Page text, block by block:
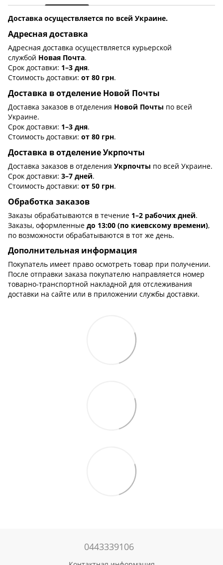
Доставка осуществляется по всей Украине.
Адресная доставка
Адресная доставка осуществляется курьерской
службой Новая Почта.
Срок доставки: 1–3 дня.
Стоимость доставки: от 80 грн.
Доставка в отделение Новой Почты
Доставка заказов в отделения Новой Почты по всей
Украине.
Срок доставки: 1–3 дня.
Стоимость доставки: от 80 грн.
Доставка в отделение Укрпочты
Доставка заказов в отделения Укрпочты по всей Украине.
Срок доставки: 3–7 дней.
Стоимость доставки: от 50 грн.
Обработка заказов
Заказы обрабатываются в течение 1–2 рабочих дней.
Заказы, оформленные до 13:00 (по киевскому времени),
по возможности обрабатываются в тот же день.
Дополнительная информация
Покупатель имеет право осмотреть товар при получении.
После отправки заказа покупателю направляется номер
товарно-транспортной накладной для отслеживания
доставки на сайте или в приложении службы доставки.
0443339106